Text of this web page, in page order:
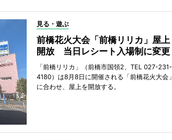
見る・遊ぶ
前橋花火大会「前橋リリカ」屋上
開放 当日レシート入場制に変更
「前橋リリカ」（前橋市国領2、TEL 027-231-
4180）は8月8日に開催される「前橋花火大会」
に合わせ、屋上を開放する。